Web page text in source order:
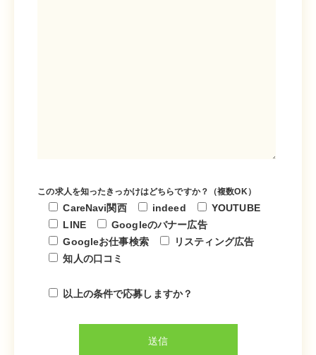
この求人を知ったきっかけはどちらですか？（複数OK）
CareNavi関西 indeed
YOUTUBE
LINE
Googleのバナー広告
Googleお仕事検索
リスティング広告
知人の口コミ
以上の条件で応募しますか？